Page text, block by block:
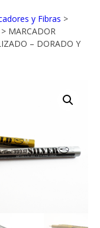
y Fibras >
> MARCADOR
– DORADO Y